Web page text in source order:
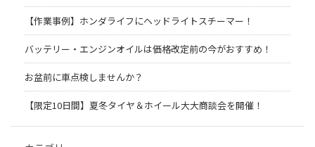
【作業事例】ホンダライフにヘッドライトスチーマー！
バッテリー・エンジンオイルは価格改定前の今がおすすめ！
お盆前に車点検しませんか？
【限定10日間】夏冬タイヤ＆ホイール大大商談会を開催！